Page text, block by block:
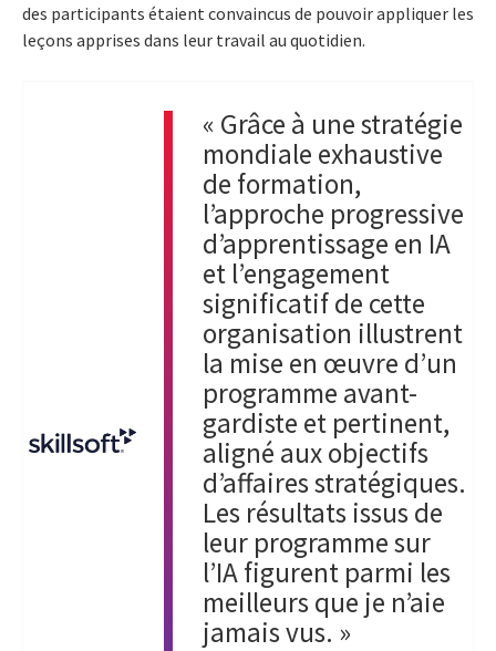
des participants étaient convaincus de pouvoir appliquer les
leçons apprises dans leur travail au quotidien.
« Grâce à une stratégie
mondiale exhaustive
de formation,
l’approche progressive
d’apprentissage en IA
et l’engagement
significatif de cette
organisation illustrent
la mise en œuvre d’un
programme avant-
gardiste et pertinent,
aligné aux objectifs
d’affaires stratégiques.
Les résultats issus de
leur programme sur
l’IA figurent parmi les
meilleurs que je n’aie
jamais vus. »